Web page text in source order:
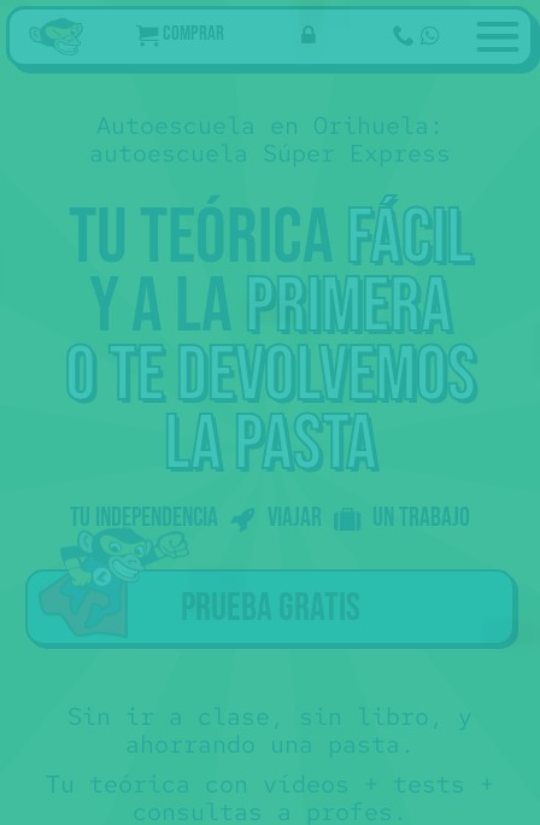
Comprar
Autoescuela en Orihuela:
autoescuela Súper Express
Tu teórica fácil
y a laprimera
o te devolvemos
la pasta
Tu independencia Viajar un trabajo
Sin ir a clase, sin libro, y
ahorrando una pasta.
Tu teórica con vídeos + tests +
consultas a profes.